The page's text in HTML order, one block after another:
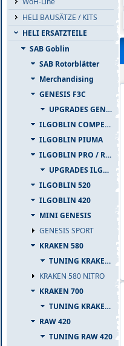
HELI BAUSÄTZE / KITS
HELI ERSATZTEILE
SAB Goblin
SAB Rotorblätter
Merchandising
GENESIS F3C
UPGRADES GENESIS F3C
ILGOBLIN COMPETIZIONE
ILGOBLIN PIUMA
ILGOBLIN PRO / RAW 700
UPGRADES ILGOBLIN PRO / RAW 700
ILGOBLIN 520
ILGOBLIN 420
MINI GENESIS
GENESIS SPORT
KRAKEN 580
TUNING KRAKEN 580
KRAKEN 580 NITRO
KRAKEN 700
TUNING KRAKEN 700
RAW 420
TUNING RAW 420